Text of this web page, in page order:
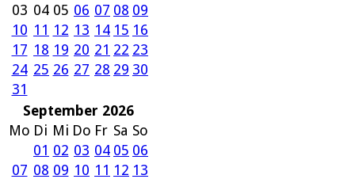
03 04 05 06 07 08 09
10 11 12 13 14 15 16
17 18 19 20 21 22 23
24 25 26 27 28 29 30
31
September 2026
Mo Di Mi Do Fr Sa So
01 02 03 04 05 06
07 08 09 10 11 12 13